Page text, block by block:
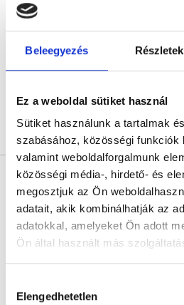
Beleegyezés Részletek
Ez a weboldal sütiket használ
Sütiket használunk a tartalmak
szabásához, közösségi funkciók
valamint weboldalforgalmunk
közösségi média-, hirdető- és
megosztjuk az Ön
adatait, akik kombinálhatják az
adatokkal, amelyeket Ön adott
Ön által használt más
szabályzat:https://
kiválasztása
Elengedhetetlen
Menta
Budapest, XII.
Árlista Összes
Dr. Mérai András
Ortopédus
4.9
68 értékelés
Pesti Mozgásszervi
Budapest, XIII.